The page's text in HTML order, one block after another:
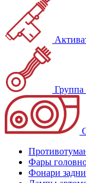
Группа
Фары
Фонари